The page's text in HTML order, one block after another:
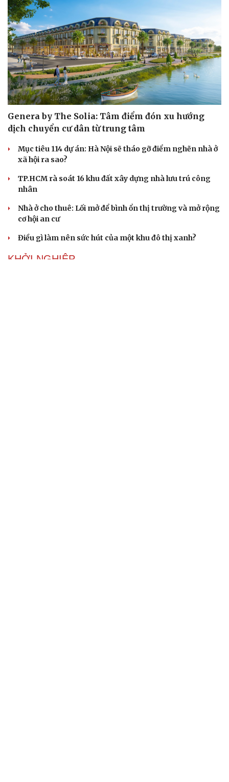
Genera by The Solia: Tâm điểm đón xu hướng
dịch chuyển cư dân từ trung tâm
Mục tiêu 114 dự án: Hà Nội sẽ tháo gỡ điểm nghẽn nhà ở
xã hội ra sao?
TP.HCM rà soát 16 khu đất xây dựng nhà lưu trú công
nhân
Nhà ở cho thuê: Lối mở để bình ổn thị trường và mở rộng
cơ hội an cư
Điều gì làm nên sức hút của một khu đô thị xanh?
KHỞI NGHIỆP